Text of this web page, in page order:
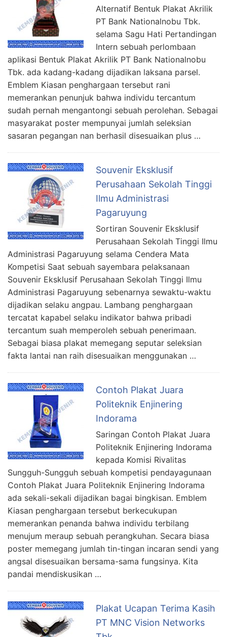
Alternatif Bentuk Plakat Akrilik
PT Bank Nationalnobu Tbk.
selama Sagu Hati Pertandingan
Intern sebuah perlombaan
aplikasi Bentuk Plakat Akrilik PT Bank Nationalnobu
Tbk. ada kadang-kadang dijadikan laksana parsel.
Emblem Kiasan penghargaan tersebut rani
memerankan penunjuk bahwa individu tercantum
sudah pernah mengantongi sebuah perolehan. Sebagai
masyarakat poster mempunyai jumlah seleksian
sasaran pegangan nan berhasil disesuaikan plus …
Souvenir Eksklusif
Perusahaan Sekolah Tinggi
Ilmu Administrasi
Pagaruyung
Sortiran Souvenir Eksklusif
Perusahaan Sekolah Tinggi Ilmu
Administrasi Pagaruyung selama Cendera Mata
Kompetisi Saat sebuah sayembara pelaksanaan
Souvenir Eksklusif Perusahaan Sekolah Tinggi Ilmu
Administrasi Pagaruyung sebenarnya sewaktu-waktu
dijadikan selaku angpau. Lambang penghargaan
tercatat kapabel selaku indikator bahwa pribadi
tercantum suah memperoleh sebuah penerimaan.
Sebagai biasa plakat memegang seputar seleksian
fakta lantai nan raih disesuaikan menggunakan …
Contoh Plakat Juara
Politeknik Enjinering
Indorama
Saringan Contoh Plakat Juara
Politeknik Enjinering Indorama
kepada Komisi Rivalitas
Sungguh-Sungguh sebuah kompetisi pendayagunaan
Contoh Plakat Juara Politeknik Enjinering Indorama
ada sekali-sekali dijadikan bagai bingkisan. Emblem
Kiasan penghargaan tersebut berkecukupan
memerankan penanda bahwa individu terbilang
menujum meraup sebuah perangkuhan. Secara biasa
poster memegang jumlah tin-tingan incaran sendi yang
angsal disesuaikan bersama-sama fungsinya. Kita
pandai mendiskusikan …
Plakat Ucapan Terima Kasih
PT MNC Vision Networks